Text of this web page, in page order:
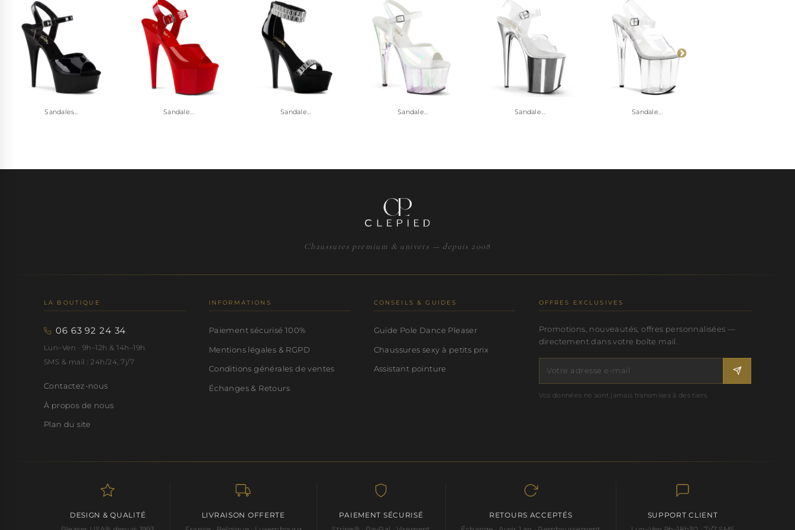
Sandales... Sandale... Sandale... Sandale... Sandale... Sandale...
Chaussures premium & univers — depuis 2008
LA BOUTIQUE
06 63 92 24 34
Lun–Ven · 9h–12h & 14h–19h
SMS & mail : 24h/24, 7j/7
Contactez-nous
À propos de nous
Plan du site
INFORMATIONS
Paiement sécurisé 100%
Mentions légales & RGPD
Conditions générales de ventes
Échanges & Retours
CONSEILS & GUIDES
Guide Pole Dance Pleaser
Chaussures sexy à petits prix
Assistant pointure
OFFRES EXCLUSIVES
Promotions, nouveautés, offres personnalisées —
directement dans votre boîte mail.
Vos données ne sont jamais transmises à des tiers.
DESIGN & QUALITÉ LIVRAISON OFFERTE PAIEMENT SÉCURISÉ RETOURS ACCEPTÉS SUPPORT CLIENT